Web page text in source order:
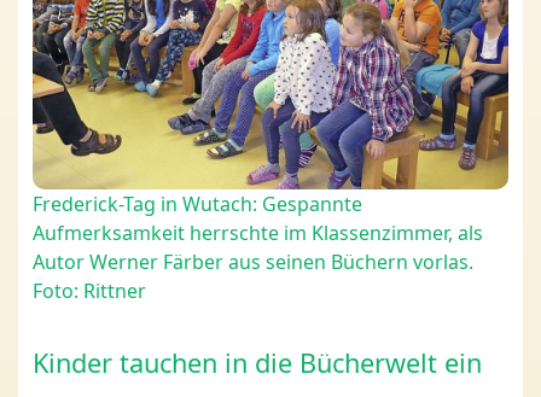
Frederick-Tag in Wutach: Gespannte
Aufmerksamkeit herrschte im Klassenzimmer, als
Autor Werner Färber aus seinen Büchern vorlas.
Foto: Rittner
Kinder tauchen in die Bücherwelt ein